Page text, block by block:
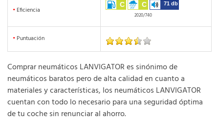
• Eficiencia
C C 71 db
2020/740
• Puntuación
Comprar neumáticos LANVIGATOR es sinónimo de
neumáticos baratos pero de alta calidad en cuanto a
materiales y características, los neumáticos LANVIGATOR
cuentan con todo lo necesario para una seguridad óptima
de tu coche sin renunciar al ahorro.